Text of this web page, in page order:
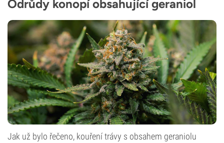
Odrůdy konopí obsahující geraniol
Jak už bylo řečeno, kouření trávy s obsahem geraniolu